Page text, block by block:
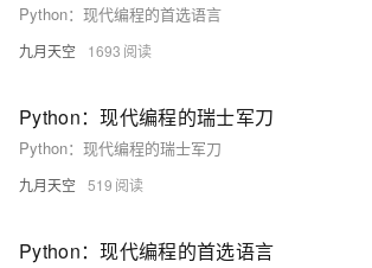
Python：现代编程的首选语言
九月天空 1693
Python：现代编程的瑞士军刀
Python：现代编程的瑞士军刀
九月天空 519
Python：现代编程的首选语言